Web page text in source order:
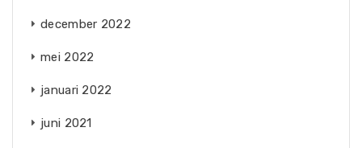
december 2022
mei 2022
januari 2022
juni 2021